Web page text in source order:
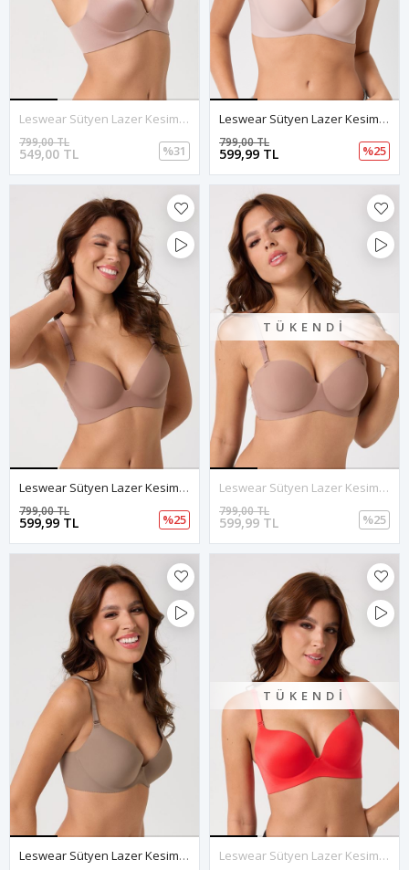
Leswear Sütyen Lazer Kesim Gül Kurusu Renk Sütyen - Dolgulu Sütyen - Askısı Çıkarılabilir
549,00 TL
799,00 TL
%31
Leswear Sütyen Lazer Kesim Gül Kurusu Sütyen - Dolgulu Sütyen - Askısı Çıkarılabilir
599,99 TL
799,00 TL
%25
Leswear Sütyen Lazer Kesim Gül Kurusu Sütyen - Dolgulu Sütyen - Askısı Çıkarılabilir
599,99 TL
799,00 TL
%25
TÜKENDI
Leswear Sütyen Lazer Kesim Gül Kurusu Sütyen - Dolgulu Sütyen - Askısı Çıkarılabilir
599,99 TL
799,00 TL
%25
Leswear Sütyen Lazer Kesim Kahve Renk Sütyen – Günlük Şıklık
TÜKENDI
Leswear Sütyen Lazer Kesim Kırmızı Renk Sütyen - Dolgulu Sütyen - Askısı Çıkarılabilir